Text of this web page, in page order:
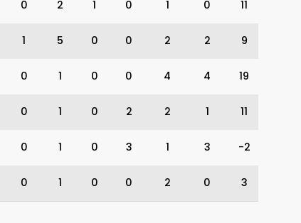
0 2 1 0 1 0 11
1 5 0 0 2 2 9
0 1 0 0 4 4 19
0 1 0 2 2 1 11
0 1 0 3 1 3 -2
0 1 0 0 2 0 3